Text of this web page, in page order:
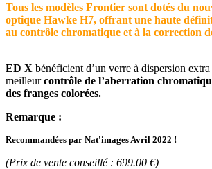
Tous les modèles Frontier sont dotés du
optique Hawke H7, offrant une haute
au contrôle chromatique et à la correction
ED X bénéficient d’un verre à dispersion
meilleurcontrôle de l’aberration
des franges colorées.
Remarque :
Recommandées par Nat'images Avril 2022 !
(Prix de vente conseillé : 699.00 €)